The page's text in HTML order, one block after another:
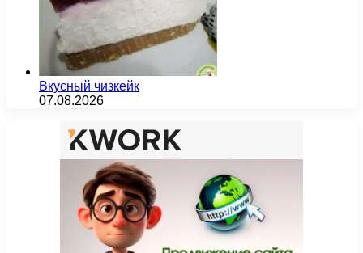
Вкусный чизкейк
07.08.2026